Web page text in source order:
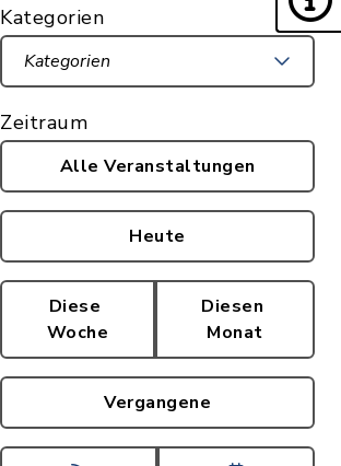
Kategorien
Kategorien
Zeitraum
Alle Veranstaltungen
Heute
Diese
Woche
Diesen
Monat
Vergangene